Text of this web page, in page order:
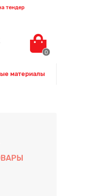
тендер
0
материалы